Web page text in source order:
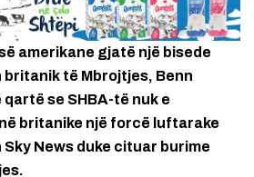
amerikane gjatë një bisede
të Mbrojtjes, Benn
se SHBA-të nuk e
britanike një forcë luftarake
News duke cituar burime